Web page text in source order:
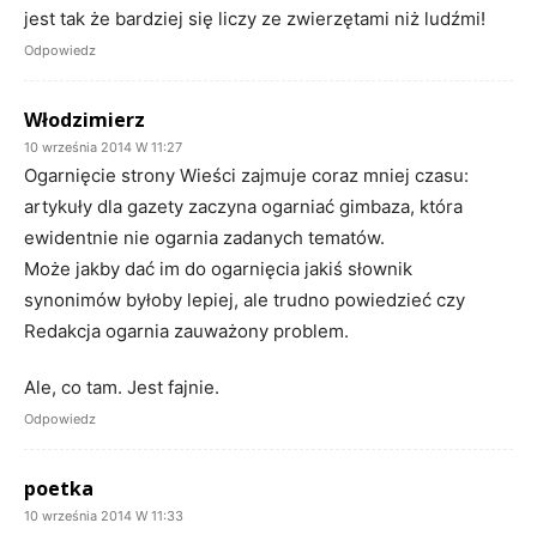
jest tak że bardziej się liczy ze zwierzętami niż ludźmi!
Odpowiedz
Włodzimierz
10 września 2014 W 11:27
Ogarnięcie strony Wieści zajmuje coraz mniej czasu:
artykuły dla gazety zaczyna ogarniać gimbaza, która
ewidentnie nie ogarnia zadanych tematów.
Może jakby dać im do ogarnięcia jakiś słownik
synonimów byłoby lepiej, ale trudno powiedzieć czy
Redakcja ogarnia zauważony problem.
Ale, co tam. Jest fajnie.
Odpowiedz
poetka
10 września 2014 W 11:33